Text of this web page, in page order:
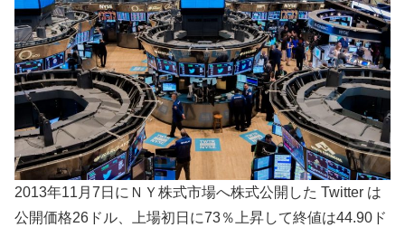
2013年11月7日にＮＹ株式市場へ株式公開した Twitter は
公開価格26ドル、上場初日に73％上昇して終値は44.90ド